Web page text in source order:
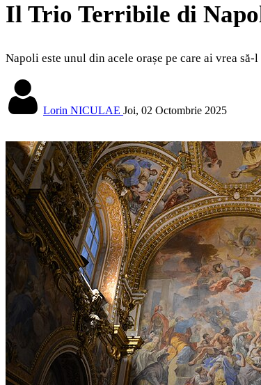
Il Trio Terribile di
Napoli este unul din acele orașe pe care ai vrea
Lorin NICULAE Joi, 02 Octombrie 2025